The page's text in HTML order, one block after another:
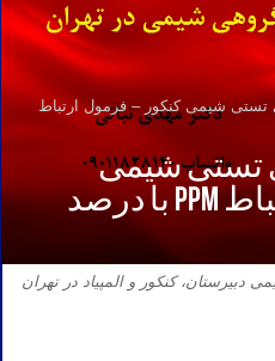
شیمی کنکور – فرمول ارتباط
تستی شیمی
کنکور – فرمول ارتباط ppm با درصد
دبیرستان، کنکور و المپیاد در تهران